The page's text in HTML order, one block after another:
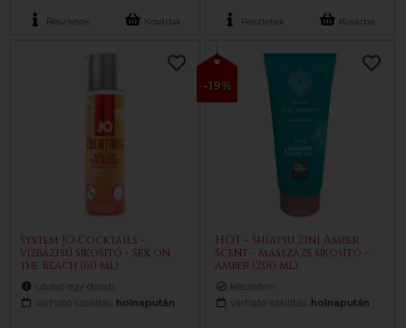
Részletek Kosárba Részletek Kosárba
System JO Cocktails -
vízbázisú síkosító - Sex on
the Beach (60 ml)
utolsó egy darab
várható szállítás: holnapután
-19%
HOT - Shiatsu 2in1 Amber
Scent - masszázs síkosító -
amber (200 ml)
készleten
várható szállítás: holnapután